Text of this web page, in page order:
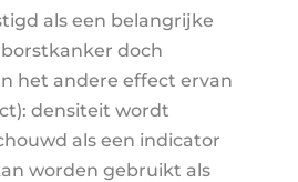
als een belangrijke
doch
het andere effect ervan
densiteit wordt
als een indicator
worden gebruikt als